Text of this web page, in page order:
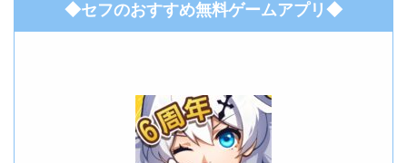
◆セフのおすすめ無料ゲームアプリ◆